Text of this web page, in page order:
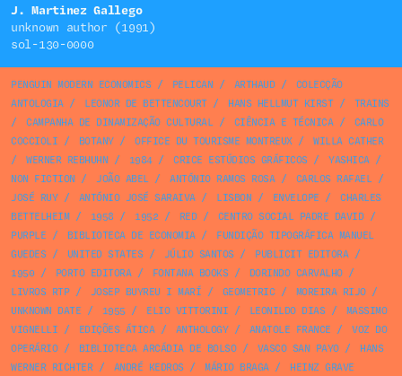
J. Martinez Gallego
unknown author (1991)
sol-130-0000
PENGUIN MODERN ECONOMICS / PELICAN / ARTHAUD/
COLECÇÃO
ANTOLOGIA/ LEONOR DE BETTENCOURT/ HANS HELLMUT KIRST/
TRAINS
/
CAMPANHA DE DINAMIZAÇÃO CULTURAL/ CIÊNCIA E TÉCNICA/
CARLO
COCCIOLI / BOTANY/ OFFICE DU TOURISME MONTREUX/
WILLA CATHER
/
WERNER REBHUHN / 1984/ CRICE ESTÚDIOS GRÁFICOS / YASHICA/
NON FICTION / JOÃO ABEL/ ANTÓNIO RAMOS ROSA/ CARLOS RAFAEL/
JOSÉ RUY/ ANTÓNIO JOSÉ SARAIVA/ LISBON / ENVELOPE /
CHARLES
BETTELHEIM/ 1958 / 1952 / RED/ CENTRO SOCIAL PADRE DAVID/
PURPLE / BIBLIOTECA DE ECONOMIA/
FUNDIÇÃO TIPOGRÁFICA MANUEL
GUEDES / UNITED STATES / JÚLIO SANTOS / PUBLICIT EDITORA/
1950 / PORTO EDITORA/ FONTANA BOOKS / DORINDO CARVALHO/
LIVROS RTP/ JOSEP BUYREU I MARÍ / GEOMETRIC / MOREIRA RIJO/
UNKNOWN DATE / 1955 / ELIO VITTORINI / LEONILDO DIAS /
MASSIMO
VIGNELLI / EDIÇÕES ÁTICA/ ANTHOLOGY/ ANATOLE FRANCE /
VOZ DO
OPERÁRIO/ BIBLIOTECA ARCÁDIA DE BOLSO/ VASCO SAN PAYO/
HANS
WERNER RICHTER/ ANDRÉ KEDROS / MÁRIO BRAGA/
HEINZ GRAVE